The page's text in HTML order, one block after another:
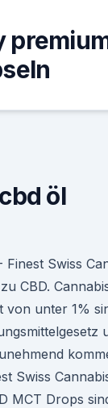
öl
Swiss
CBD.
von unter 1%
Swiss
MCT Drops